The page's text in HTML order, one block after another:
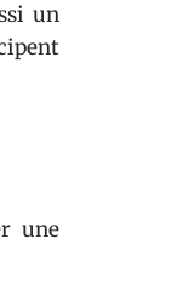
un
une